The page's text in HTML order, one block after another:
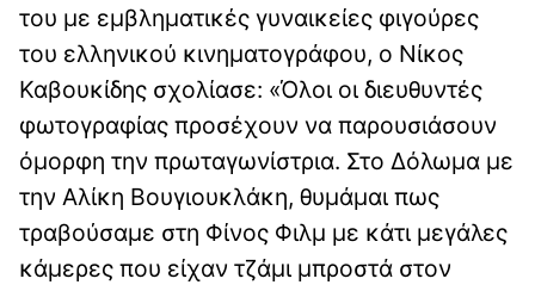
του με εμβληματικές γυναικείες φιγούρες
του ελληνικού κινηματογράφου, ο Νίκος
Καβουκίδης σχολίασε: «Όλοι οι διευθυντές
φωτογραφίας προσέχουν να παρουσιάσουν
όμορφη την πρωταγωνίστρια. Στο Δόλωμα με
την Αλίκη Βουγιουκλάκη, θυμάμαι πως
τραβούσαμε στη Φίνος Φιλμ με κάτι μεγάλες
κάμερες που είχαν τζάμι μπροστά στον